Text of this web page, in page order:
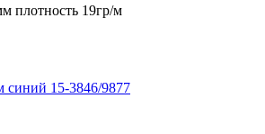
плотность 19гр/м
синий 15-3846/9877